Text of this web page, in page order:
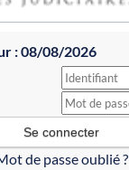
: 08/08/2026
de passe oublié ?